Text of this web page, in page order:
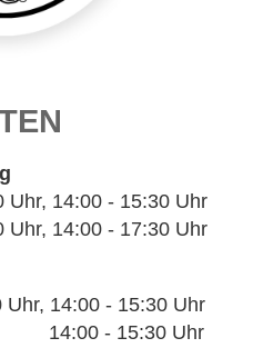
14:00 - 15:30 Uhr
14:00 - 17:30 Uhr
14:00 - 15:30 Uhr
- 15:30 Uhr